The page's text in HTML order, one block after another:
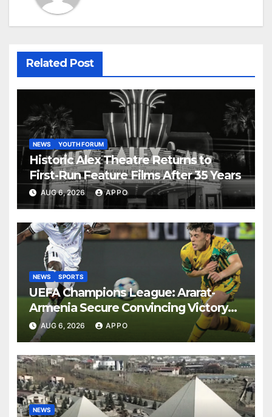
Related Post
NEWS YOUTH FORUM
Historic Alex Theatre Returns to
First-Run Feature Films After 35 Years
AUG 6, 2026 APPO
NEWS SPORTS
UEFA Champions League: Ararat-
Armenia Secure Convincing Victory
Over Shamrock Rovers 2-0
AUG 6, 2026 APPO
NEWS